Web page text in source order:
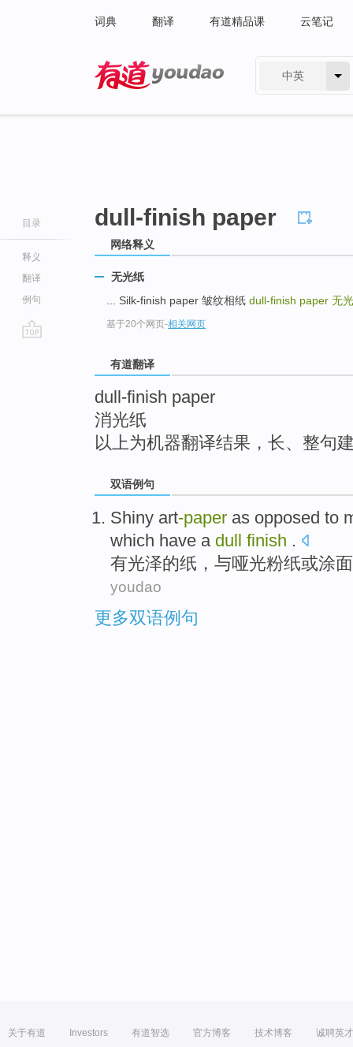
词典 翻译 有道精品课 云笔记
中英
目录
释义
翻译
例句
dull-finish paper
网络释义
无光纸
... Silk-finish paper 皱纹相纸 dull-finish paper 无
基于20个网页-相关网页
有道翻译
dull-finish paper
消光纸
以上为机器翻译结果，长、整句
双语例句
Shiny art-paper as opposed to
which have a dull finish .
有光泽的纸， 与哑光粉纸或涂面
youdao
更多双语例句
关于有道 Investors 有道智选 官方博客 技术博客 诚聘英才